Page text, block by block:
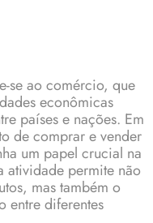
se ao comércio, que
econômicas
países e nações. Em
de comprar e vender
um papel crucial na
atividade permite não
mas também o
entre diferentes